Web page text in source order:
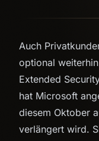
Auch
optional
Extended
hat Microsoft
diesem Oktober
verlängert wird.